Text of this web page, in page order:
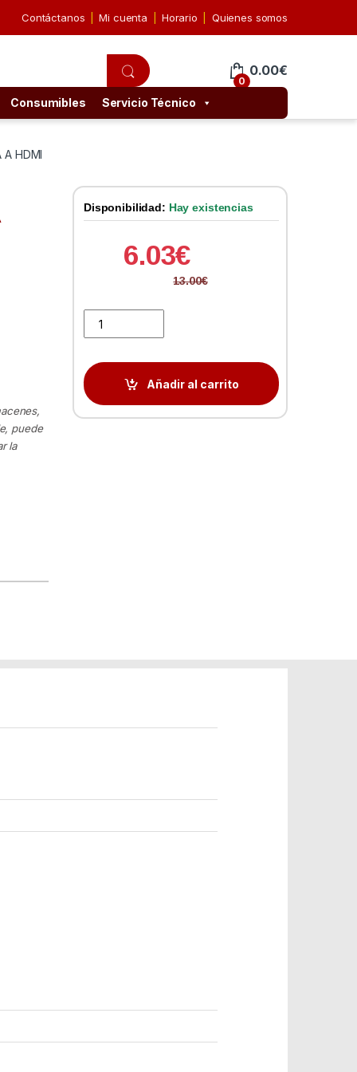
Contáctanos Mi cuenta Horario Quienes somos
0
0.00€
Consumibles Servicio Técnico
HDMI
puede
la
Disponibilidad: Hay existencias
6.03€
13.00€
Añadir al carrito